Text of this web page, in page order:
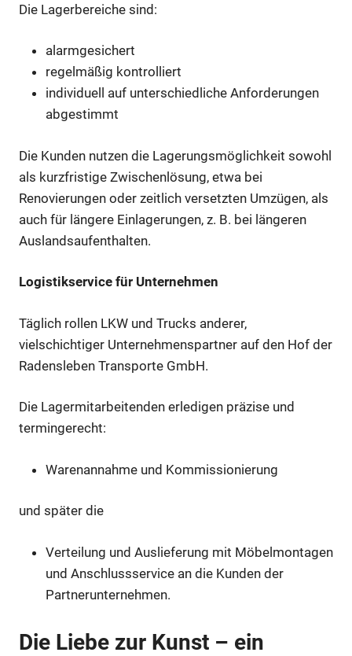
Die Lagerbereiche sind:
alarmgesichert
regelmäßig kontrolliert
individuell auf unterschiedliche Anforderungen
abgestimmt
Die Kunden nutzen die Lagerungsmöglichkeit sowohl
als kurzfristige Zwischenlösung, etwa bei
Renovierungen oder zeitlich versetzten Umzügen, als
auch für längere Einlagerungen, z. B. bei längeren
Auslandsaufenthalten.
Logistikservice für Unternehmen
Täglich rollen LKW und Trucks anderer,
vielschichtiger Unternehmenspartner auf den Hof der
Radensleben Transporte GmbH.
Die Lagermitarbeitenden erledigen präzise und
termingerecht:
Warenannahme und Kommissionierung
und später die
Verteilung und Auslieferung mit Möbelmontagen
und Anschlussservice an die Kunden der
Partnerunternehmen.
Die Liebe zur Kunst – ein